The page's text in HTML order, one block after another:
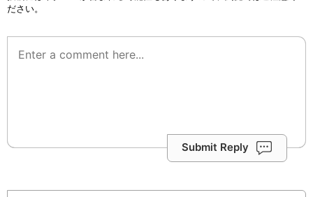
ださい。
Submit Reply